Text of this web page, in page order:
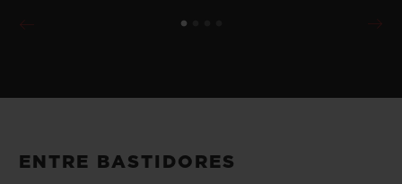
ENTRE BASTIDORES